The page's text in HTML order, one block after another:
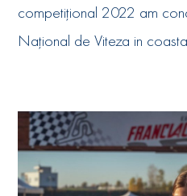
competițional 2022 am
Național de Viteza in